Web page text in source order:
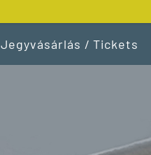
Jegyvásárlás / Tickets